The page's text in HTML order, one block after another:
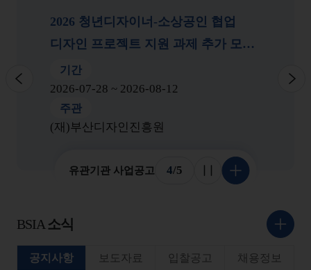
2026 하반기 부산 원스톱기업지원센터
전문가 컨설팅 지원사업 모집 공고
기간
2026-07-01 ~ 2026-12-31
주관
부산경제진흥원
이전 다
유관기관 사업공고 4/5
슬라이드 멈춤
더 보기
BSIA 소식
공지사항 보도자료 입찰공고 채용정보